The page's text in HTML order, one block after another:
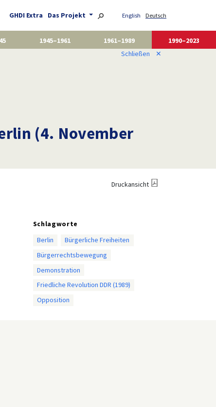
GHDI Extra Das Projekt English Deutsch
1945–1961 1961–1989
1990–2023
Schließen ✕
(4. November
Druckansicht
Schlagworte
Berlin
Bürgerliche Freiheiten
Bürgerrechtsbewegung
Demonstration
Friedliche Revolution DDR (1989)
Opposition